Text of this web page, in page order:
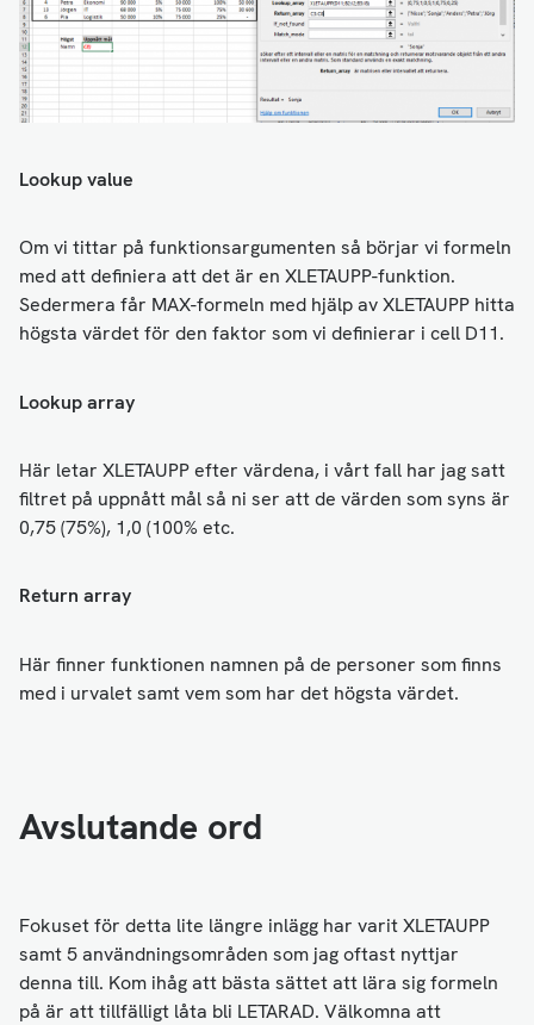
Lookup value
Om vi tittar på funktionsargumenten så börjar vi formeln
med att definiera att det är en XLETAUPP-funktion.
Sedermera får MAX-formeln med hjälp av XLETAUPP hitta
högsta värdet för den faktor som vi definierar i cell D11.
Lookup array
Här letar XLETAUPP efter värdena, i vårt fall har jag satt
filtret på uppnått mål så ni ser att de värden som syns är
0,75 (75%), 1,0 (100% etc.
Return array
Här finner funktionen namnen på de personer som finns
med i urvalet samt vem som har det högsta värdet.
Avslutande ord
Fokuset för detta lite längre inlägg har varit XLETAUPP
samt 5 användningsområden som jag oftast nyttjar
denna till. Kom ihåg att bästa sättet att lära sig formeln
på är att tillfälligt låta bli LETARAD. Välkomna att